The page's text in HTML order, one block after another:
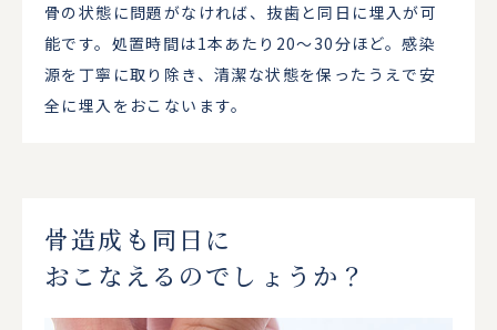
骨の状態に問題がなければ、抜歯と同日に埋入が可
能です。処置時間は1本あたり20〜30分ほど。感染
源を丁寧に取り除き、清潔な状態を保ったうえで安
全に埋入をおこないます。
骨造成も同日に
おこなえるのでしょうか？